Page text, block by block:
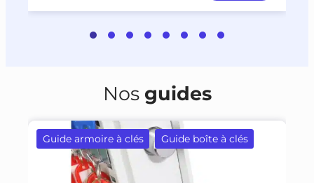
Nos guides
Guide armoire à clés Guide boîte à clés